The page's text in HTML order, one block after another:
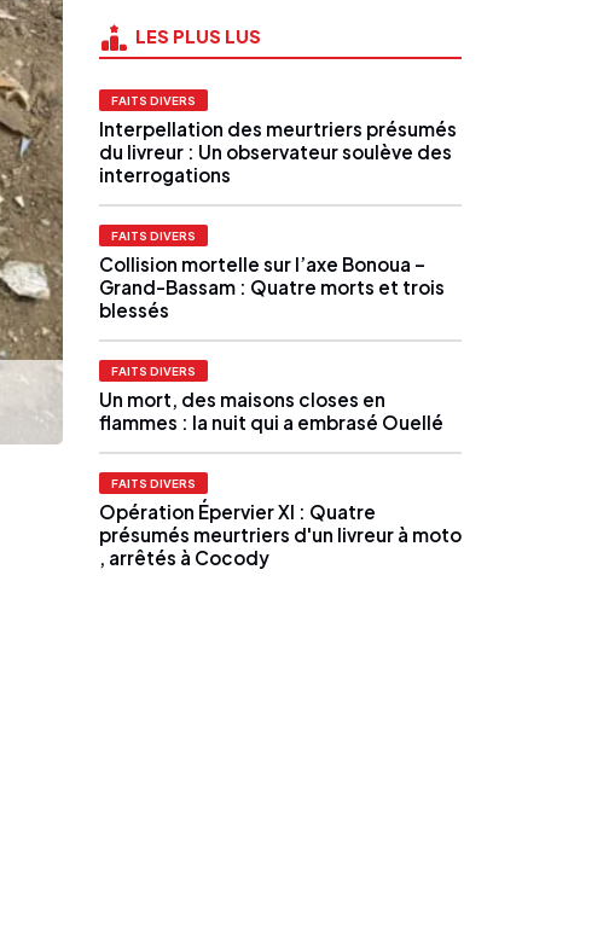
LES PLUS LUS
FAITS DIVERS
Interpellation des meurtriers présumés
du livreur : Un observateur soulève des
interrogations
FAITS DIVERS
Collision mortelle sur l’axe Bonoua –
Grand-Bassam : Quatre morts et trois
blessés
FAITS DIVERS
Un mort, des maisons closes en
flammes : la nuit qui a embrasé Ouellé
FAITS DIVERS
Opération Épervier XI : Quatre
présumés meurtriers d'un livreur à moto
, arrêtés à Cocody